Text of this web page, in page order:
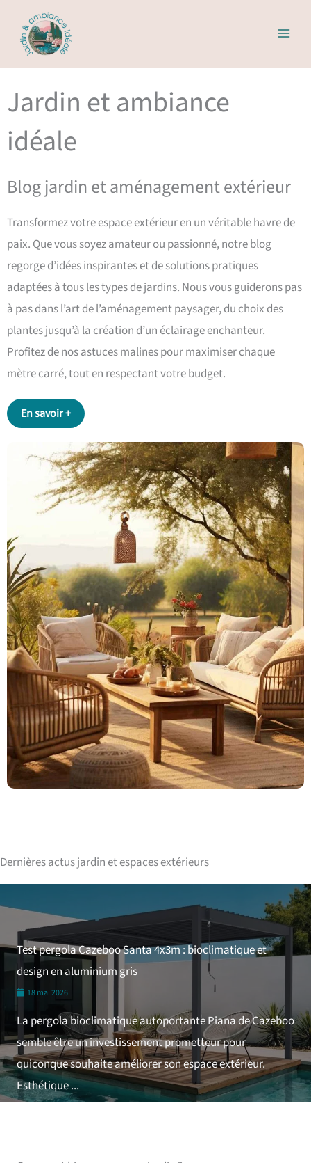
contenu
Jardin et ambiance
idéale
Blog jardin et aménagement extérieur
Transformez votre espace extérieur en un véritable havre de
paix. Que vous soyez amateur ou passionné, notre blog
regorge d’idées inspirantes et de solutions pratiques
adaptées à tous les types de jardins. Nous vous guiderons pas
à pas dans l’art de l’aménagement paysager, du choix des
plantes jusqu’à la création d’un éclairage enchanteur.
Profitez de nos astuces malines pour maximiser chaque
mètre carré, tout en respectant votre budget.
En savoir +
Dernières actus jardin et espaces extérieurs
Test pergola Cazeboo Santa 4x3m : bioclimatique et
design en aluminium gris
18 mai 2026
La pergola bioclimatique autoportante Piana de Cazeboo
semble être un investissement prometteur pour
quiconque souhaite améliorer son espace extérieur.
Esthétique ...